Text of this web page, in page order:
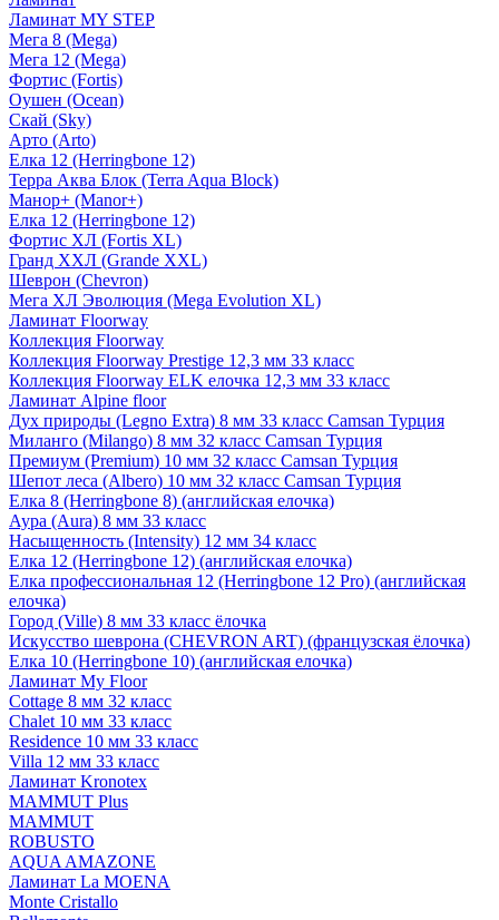
Ламинат MY STEP
Мега 8 (Mega)
Мега 12 (Mega)
Фортис (Fortis)
Оушен (Ocean)
Скай (Sky)
Арто (Arto)
Елка 12 (Herringbone 12)
Терра Аква Блок (Terra Aqua Block)
Манор+ (Manor+)
Елка 12 (Herringbone 12)
Фортис ХЛ (Fortis XL)
Гранд ХХЛ (Grande XXL)
Шеврон (Chevron)
Мега ХЛ Эволюция (Mega Evolution XL)
Ламинат Floorway
Коллекция Floorway
Коллекция Floorway Prestige 12,3 мм 33 класс
Коллекция Floorway ELK елочка 12,3 мм 33 класс
Ламинат Alpine floor
Дух природы (Legno Extra) 8 мм 33 класс Camsan Турция
Миланго (Milango) 8 мм 32 класс Camsan Турция
Премиум (Premium) 10 мм 32 класс Camsan Турция
Шепот леса (Albero) 10 мм 32 класс Camsan Турция
Елка 8 (Herringbone 8) (английская елочка)
Аура (Aura) 8 мм 33 класс
Насыщенность (Intensity) 12 мм 34 класс
Елка 12 (Herringbone 12) (английская елочка)
Елка профессиональная 12 (Herringbone 12 Pro) (английская
елочка)
Город (Ville) 8 мм 33 класс ёлочка
Искусство шеврона (CHEVRON ART) (французская ёлочка)
Елка 10 (Herringbone 10) (английская елочка)
Ламинат My Floor
Cottage 8 мм 32 класс
Chalet 10 мм 33 класс
Residence 10 мм 33 класс
Villa 12 мм 33 класс
Ламинат Kronotex
MAMMUT Plus
MAMMUT
ROBUSTO
AQUA AMAZONE
Ламинат La MOENA
Monte Cristallo